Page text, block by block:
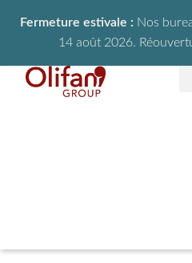
Fermeture estivale : Nos
14 août 2026.